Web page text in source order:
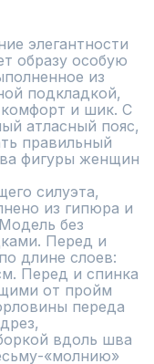
элегантности
образу особую
из
подкладкой,
комфорт и шик. С
атласный пояс,
правильный
фигуры женщин
силуэта,
из гипюра и
без
Перед и
длине слоев:
Перед и спинка
от пройм
переда
вдоль шва
«молнию»